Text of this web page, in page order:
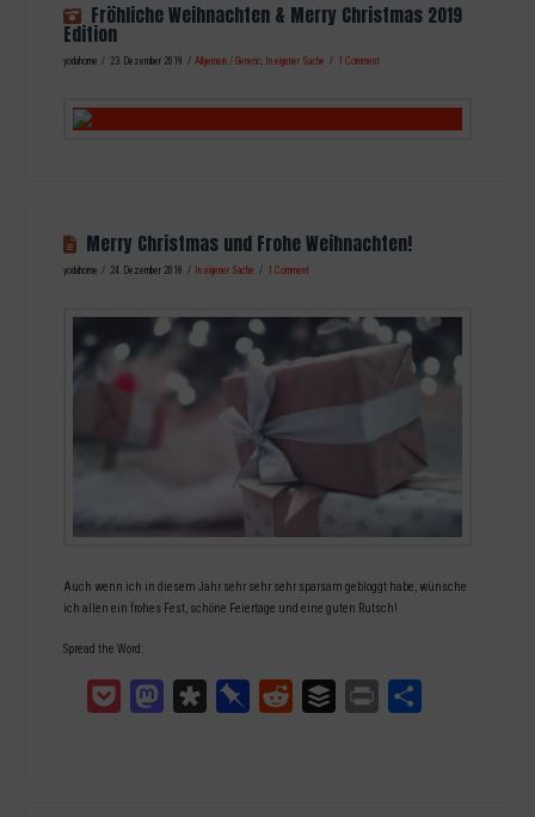
Fröhliche Weihnachten & Merry Christmas 2019
Edition
yodahome 23. Dezember 2019 Allgemein / Generic, In eigener Sache 1 Comment
Merry Christmas und Frohe Weihnachten!
yodahome 24. Dezember 2018 In eigener Sache 1 Comment
Auch wenn ich in diesem Jahr sehr sehr sehr sparsam gebloggt habe, wünsche
ich allen ein frohes Fest, schöne Feiertage und eine guten Rutsch!
Spread the Word:
Pocket MastodonDiasporaPinboardReddit Buffer Print